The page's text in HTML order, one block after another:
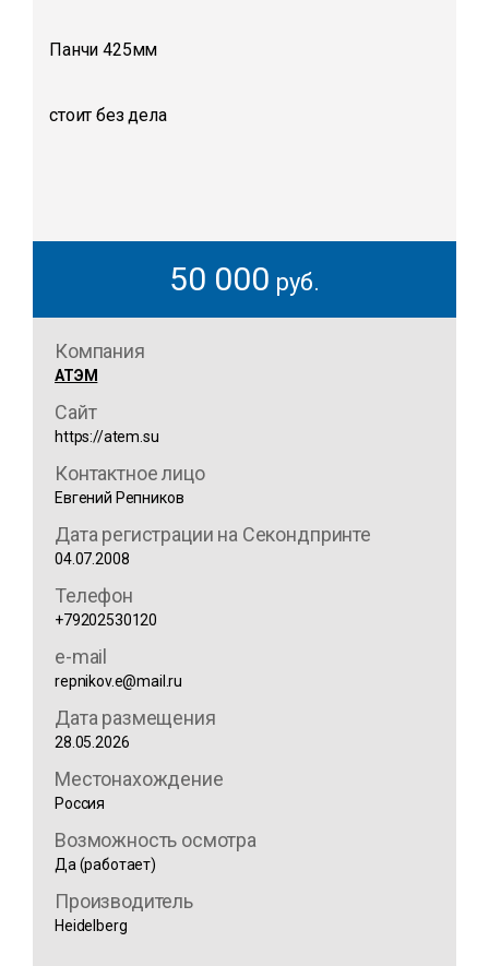
Панчи 425мм
стоит без дела
50 000 руб.
Компания
АТЭМ
Сайт
https://atem.su
Контактное лицо
Евгений Репников
Дата регистрации на Секондпринте
04.07.2008
Телефон
+79202530120
e-mail
repnikov.e@mail.ru
Дата размещения
28.05.2026
Местонахождение
Россия
Возможность осмотра
Да (работает)
Производитель
Heidelberg